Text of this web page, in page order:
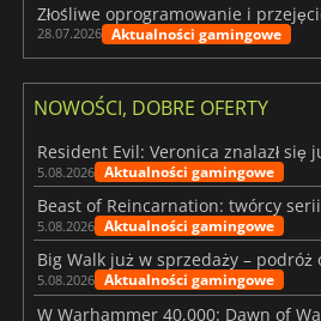
28.07.2026 Aktualności gamingowe
NOWOŚCI, DOBRE OFERTY
5.08.2026 Aktualności gamingowe
5.08.2026 Aktualności gamingowe
5.08.2026 Aktualności gamingowe